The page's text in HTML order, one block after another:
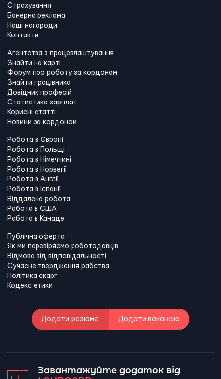
Страхування
Банерна реклама
Наші нагороди
Контакти
Агентства з працевлаштування
Знайти на карті
Форум про роботу за кордоном
Знайти працівника
Довідник професій
Статистика зарплат
Корисні статті
Новини за кордоном
Робота в Європі
Робота в Польщі
Робота в Німеччині
Робота в Норвегії
Робота в Англії
Робота в Іспанії
Віддалена робота
Работа в США
Работа в Канадe
Публічна оферта
Як ми перевіряємо роботодавців
Відмова від відповідальності
Сучасне твердження рабства
Політика скарг
Кодекс етики
Додати резюме Додати вакансію
Завантажуйте додаток від